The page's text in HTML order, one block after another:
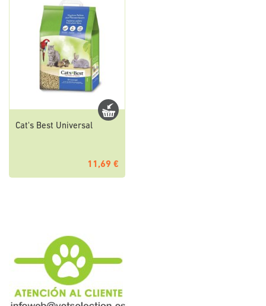
Cat's Best Universal
11,69 €